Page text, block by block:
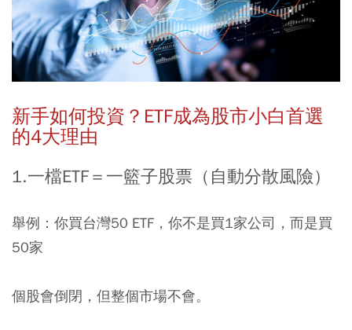
新手如何投資？ ETF成為股市小白首選
的4大理由
1.一檔ETF＝一籃子股票（自動分散風險）
舉例：你買台灣50 ETF，你不是買1家公司，而是買
50家
個股會倒閉，但整個市場不會。